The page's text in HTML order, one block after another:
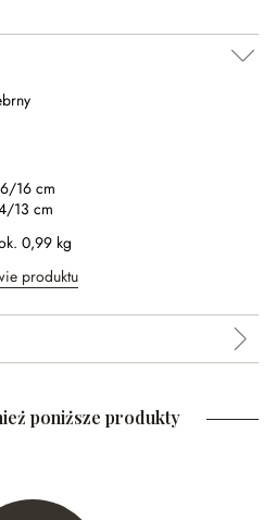
16 cm
13 cm
0,99 kg
produktu
poniższe produkty